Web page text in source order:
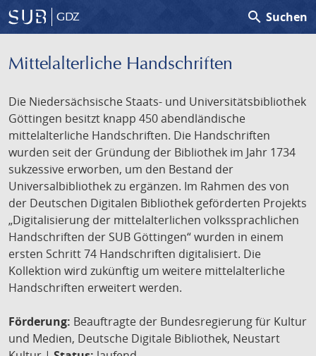
GDZ search Suchen
Mittelalterliche Handschriften
Die Niedersächsische Staats- und Universitätsbibliothek
Göttingen besitzt knapp 450 abendländische
mittelalterliche Handschriften. Die Handschriften
wurden seit der Gründung der Bibliothek im Jahr 1734
sukzessive erworben, um den Bestand der
Universalbibliothek zu ergänzen. Im Rahmen des von
der Deutschen Digitalen Bibliothek geförderten Projekts
„Digitalisierung der mittelalterlichen volkssprachlichen
Handschriften der SUB Göttingen“ wurden in einem
ersten Schritt 74 Handschriften digitalisiert. Die
Kollektion wird zukünftig um weitere mittelalterliche
Handschriften erweitert werden.
Förderung: Beauftragte der Bundesregierung für Kultur
und Medien, Deutsche Digitale Bibliothek, Neustart